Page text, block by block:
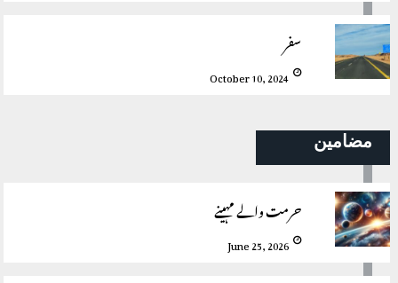
سفر
October 10, 2024
مضامین
حرمت والے مہینے
June 25, 2026